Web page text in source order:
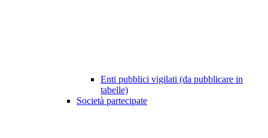
Enti pubblici vigilati (da pubblicare in
tabelle)
Società partecipate